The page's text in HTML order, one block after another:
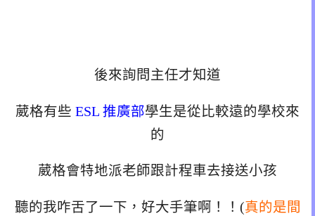
後來詢問主任才知道
葳格有些 ESL 推廣部學生是從比較遠的學校來
的
葳格會特地派老師跟計程車去接送小孩
聽的我咋舌了一下，好大手筆啊！！(真的是間